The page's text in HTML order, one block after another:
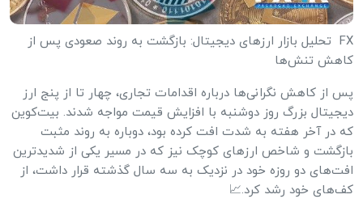
FX تحلیل بازار ارزهای دیجیتال: بازگشت به روند صعودی پس از
کاهش تنش‌ها
پس از کاهش نگرانی‌ها درباره اقدامات تجاری، چهار تا از پنج ارز
دیجیتال بزرگ روز دوشنبه با افزایش قیمت مواجه شدند. بیت‌کوین
که در آخر هفته به شدت افت کرده بود، دوباره به روند مثبت
بازگشت و شاخص ارزهای کوچک نیز که در مسیر یکی از شدیدترین
افت‌های دو روزه خود در نزدیک به سه سال گذشته قرار داشت، از
کف‌های خود رشد کرد.📈